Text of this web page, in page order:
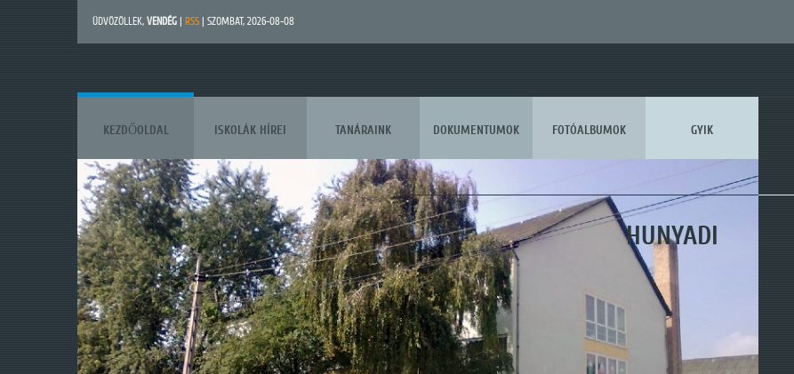
ÜDVÖZÖLLEK, VENDÉG RSS | SZOMBAT, 2026-08-08
KEZDŐOLDAL ISKOLÁK HÍREI TANÁRAINK DOKUMENTUMOK FOTÓALBUMOK GYIK
KOSSUTH
HUNYADI
MÓRA